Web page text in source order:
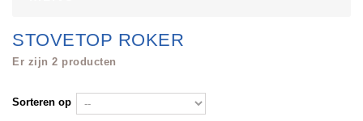
STOVETOP ROKER
Er zijn 2 producten
Sorteren op